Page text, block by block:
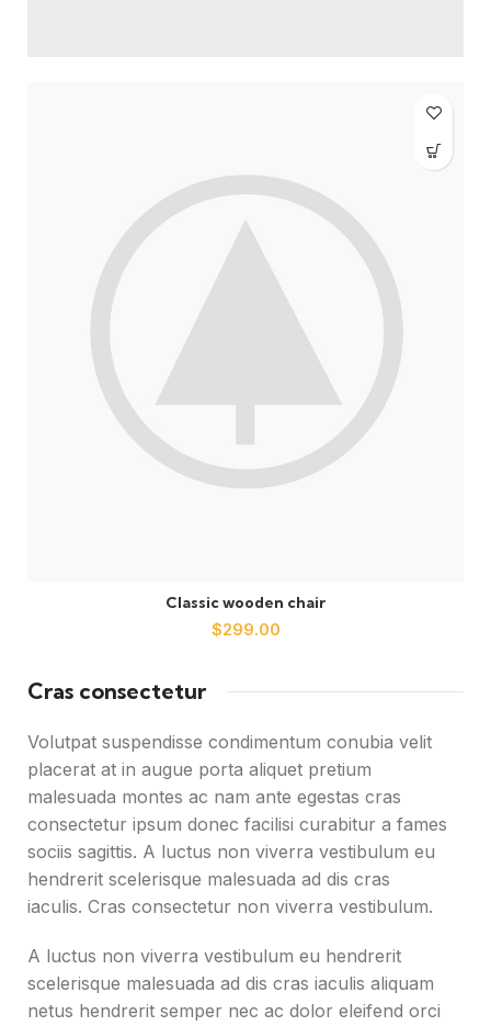
Classic wooden chair
$299.00
Cras consectetur
Volutpat suspendisse condimentum conubia velit
placerat at in augue porta aliquet pretium
malesuada montes ac nam ante egestas cras
consectetur ipsum donec facilisi curabitur a fames
sociis sagittis. A luctus non viverra vestibulum eu
hendrerit scelerisque malesuada ad dis cras
iaculis. Cras consectetur non viverra vestibulum.
A luctus non viverra vestibulum eu hendrerit
scelerisque malesuada ad dis cras iaculis aliquam
netus hendrerit semper nec ac dolor eleifend orci